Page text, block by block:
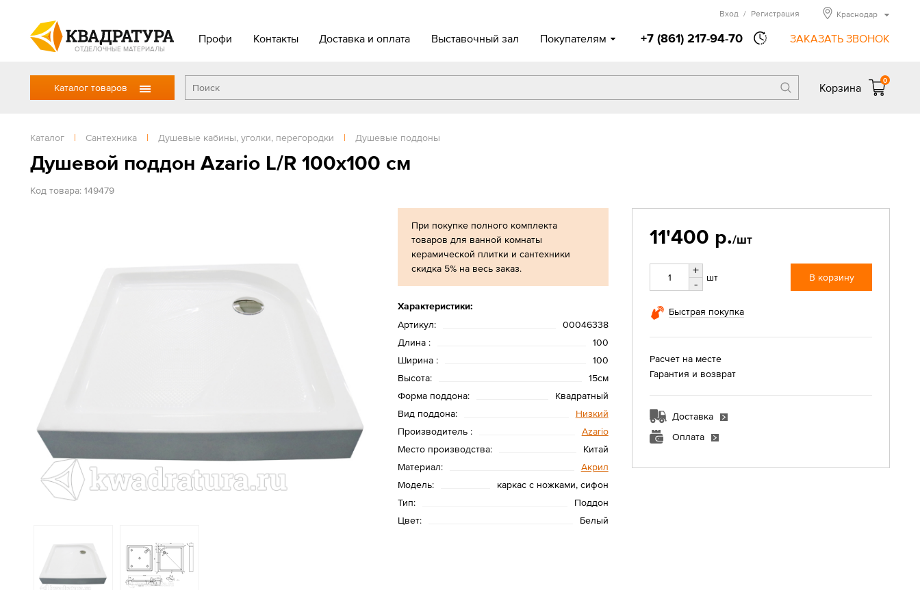
ОТДЕЛОЧНЫЕ МАТЕРИАЛЫ
Профи Контакты Доставка и оплата Выставочный зал Покупателям +7 (861) 217-94-70 ЗАКАЗАТЬ ЗВОНОК
Вход / Регистрация Краснодар
Каталог товаров Корзина
0
Каталог | Сантехника | Душевые кабины, уголки, перегородки | Душевые поддоны
Душевой поддон Azario L/R 100х100 см
Код товара: 149479
При покупке полного комплекта
товаров для ванной комнаты
керамической плитки и сантехники
скидка 5% на весь заказ.
Характеристики:
Артикул:
00046338
Длина :
100
Ширина :
100
Высота:
15см
Форма поддона:
Квадратный
Вид поддона:
Низкий
Производитель :
Azario
Место производства:
Китай
Материал:
Акрил
Модель:
каркас с ножками, сифон
Тип:
Поддон
Цвет:
Белый
11'400 р./шт
+
-
шт В корзину
Быстрая покупка
Расчет на месте
Гарантия и возврат
Доставка
Оплата